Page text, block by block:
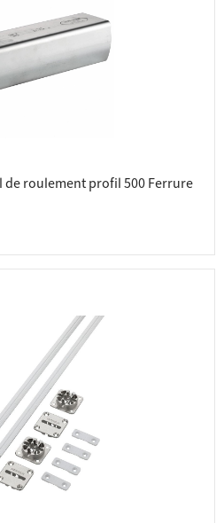
de roulement profil 500 Ferrure